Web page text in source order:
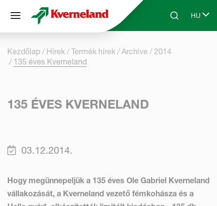
Skip to main contentSearchHU
Select
Kezdőlap Hírek Termék hírek Archive
2014
135 éves Kverneland
135 ÉVES KVERNELAND
03.12.2014.
Hogy megünnepeljük a 135 éves Ole Gabriel Kverneland
vállakozását, a Kverneland vezető fémkohásza és a
Süti preferenciák